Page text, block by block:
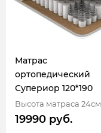
Матрас
ортопедический
Супериор 120*190
Высота матраса 24см
19990 руб.